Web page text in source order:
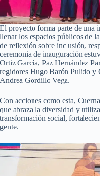
El proyecto forma parte de una
llenar los espacios públicos de
de reflexión sobre inclusión,
ceremonia de inauguración
Ortiz García, Paz Hernández
regidores Hugo Barón Pulido y
Andrea Gordillo Vega.
Con acciones como esta,
que abraza la diversidad y
transformación social,
gente.